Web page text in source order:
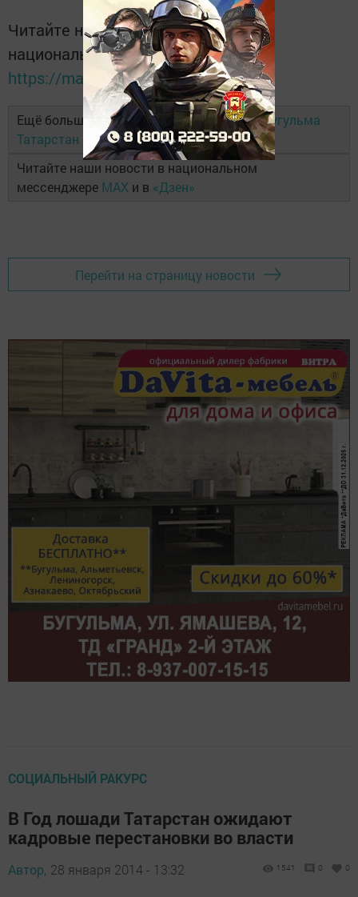
Читайте новости Татарстана в
национальном мессенджере MАХ:
https://max.ru/tatmedia
Ещё больше новостей в Telegram-каналеБугульма
Татарстан
Читайте наши новости в национальном
мессенджере MAX и в «Дзен»
Перейти на страницу новости
СОЦИАЛЬНЫЙ РАКУРС
В Год лошади Татарстан ожидают
кадровые перестановки во власти
Автор, 28 января 2014 - 13:32 1541 0 0